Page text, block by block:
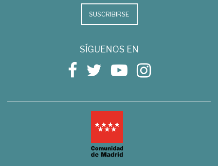
SUSCRIBIRSE
SÍGUENOS EN